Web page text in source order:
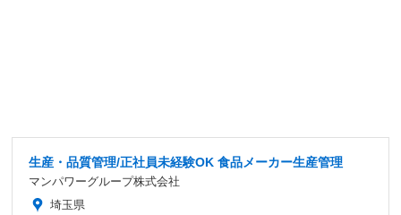
生産・品質管理/正社員未経験OK 食品メーカー生産管理
マンパワーグループ株式会社
埼玉県